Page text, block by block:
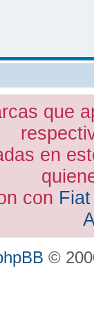
que
en
con
©